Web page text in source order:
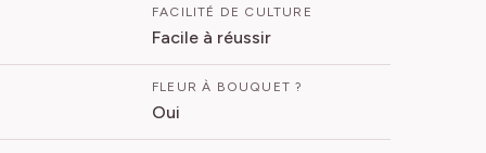
FACILITÉ DE CULTURE
Facile à réussir
FLEUR À BOUQUET ?
Oui